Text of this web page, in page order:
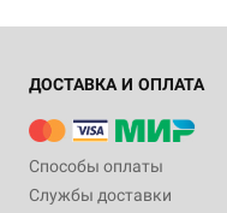
ДОСТАВКА И ОПЛАТА
Способы оплаты
Службы доставки